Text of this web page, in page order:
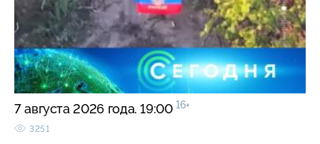
7 августа 2026 года. 19:00 16+
3251